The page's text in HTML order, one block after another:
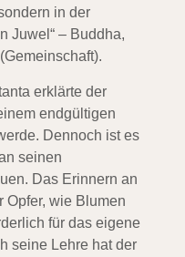
in der
Juwel“ – Buddha,
erklärte der
endgültigen
Dennoch ist es
seinen
Das Erinnern an
Opfer, wie Blumen
für das eigene
seine Lehre hat der